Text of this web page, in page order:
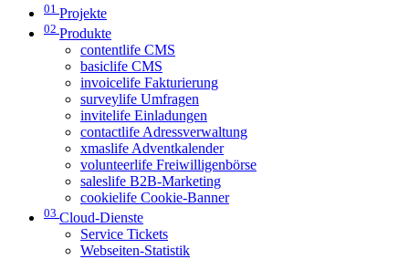
01 Projekte
02 Produkte
contentlife CMS
basiclife CMS
invoicelife Fakturierung
surveylife Umfragen
invitelife Einladungen
contactlife Adressverwaltung
xmaslife Adventkalender
volunteerlife Freiwilligenbörse
saleslife B2B-Marketing
cookielife Cookie-Banner
03 Cloud-Dienste
Service Tickets
Webseiten-Statistik